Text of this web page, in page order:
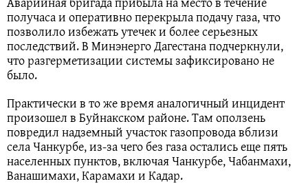
получаса и оперативно перекрыла подачу газа, что
позволило избежать утечек и более серьезных
последствий. В Минэнерго Дагестана подчеркнули,
что разгерметизации системы зафиксировано не
было.
Практически в то же время аналогичный инцидент
произошел в Буйнакском районе. Там оползень
повредил надземный участок газопровода вблизи
села Чанкурбе, из-за чего без газа остались еще пять
населенных пунктов, включая Чанкурбе, Чабанмахи,
Ванашимахи, Карамахи и Кадар.